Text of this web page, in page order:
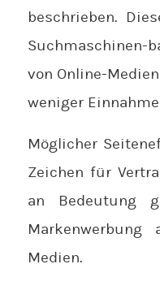
beschrieben.
von Online-
weniger
Möglicher
Zeichen für
an Bedeutung
Medien.